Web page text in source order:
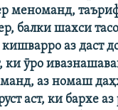
меноманд,
балки шахси
аз даст
ки ӯро
аз номаш
аст, ки бархе